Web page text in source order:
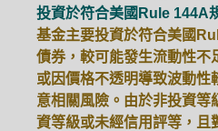
投資於符合美國Rule 144A
基金主要投資於符合美國
債券，較可能發生流動性不
或因價格不透明導致波動性
意相關風險。由於非投資等
資等級或未經信用評等，且